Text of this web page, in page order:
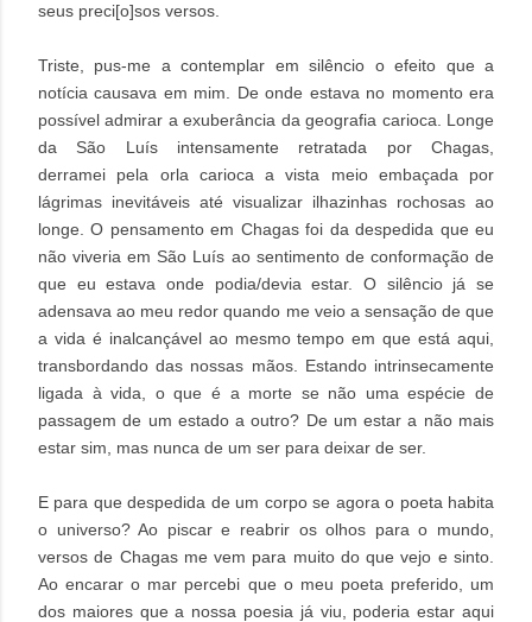
seus preci[o]sos versos.
Triste, pus-me a contemplar em silêncio o efeito que a
notícia causava em mim. De onde estava no momento era
possível admirar a exuberância da geografia carioca. Longe
da São Luís intensamente retratada por Chagas,
derramei pela orla carioca a vista meio embaçada por
lágrimas inevitáveis até visualizar ilhazinhas rochosas ao
longe. O pensamento em Chagas foi da despedida que eu
não viveria em São Luís ao sentimento de conformação de
que eu estava onde podia/devia estar. O silêncio já se
adensava ao meu redor quando me veio a sensação de que
a vida é inalcançável ao mesmo tempo em que está aqui,
transbordando das nossas mãos. Estando intrinsecamente
ligada à vida, o que é a morte se não uma espécie de
passagem de um estado a outro? De um estar a não mais
estar sim, mas nunca de um ser para deixar de ser.
E para que despedida de um corpo se agora o poeta habita
o universo? Ao piscar e reabrir os olhos para o mundo,
versos de Chagas me vem para muito do que vejo e sinto.
Ao encarar o mar percebi que o meu poeta preferido, um
dos maiores que a nossa poesia já viu, poderia estar aqui